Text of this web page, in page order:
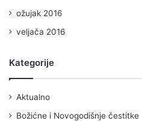
ožujak 2016
veljača 2016
Kategorije
Aktualno
Božićne i Novogodišnje čestitke